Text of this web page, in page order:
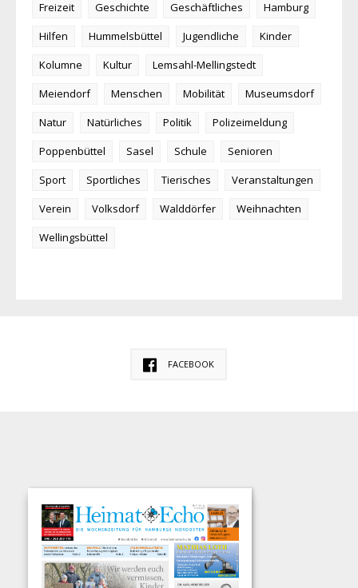
Freizeit
Geschichte Geschäftliches
Hamburg
Hilfen
Hummelsbüttel Jugendliche
Kinder
Kolumne
Kultur
Lemsahl-Mellingstedt
Meiendorf
Menschen Mobilität
Museumsdorf
Natur
Natürliches Politik
Polizeimeldung
Poppenbüttel
Sasel Schule
Senioren
Sport
Sportliches Tierisches
Veranstaltungen
Verein
Volksdorf Walddörfer
Weihnachten
Wellingsbüttel
FACEBOOK